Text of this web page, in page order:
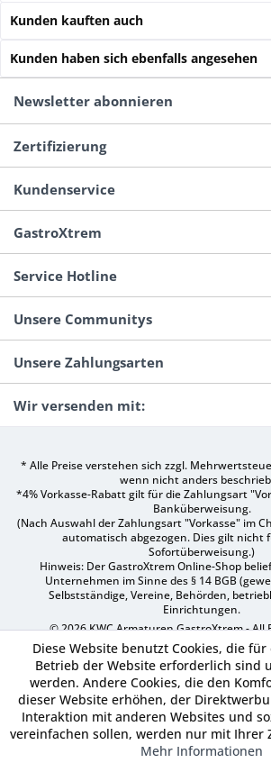
Kunden kauften auch
Kunden haben sich ebenfalls angesehen
Newsletter abonnieren
Zertifizierung
Kundenservice
GastroXtrem
Service Hotline
Unsere Communitys
Unsere Zahlungsarten
Wir versenden mit:
* Alle Preise verstehen sich zzgl.
wenn nicht anders
*4% Vorkasse-Rabatt gilt für die Zahlungsart
Banküberweisung.
(Nach Auswahl der Zahlungsart "Vorkasse" im
automatisch abgezogen. Dies gilt nicht
Sofortüberweisung.)
Hinweis: Der GastroXtrem Online-Shop
Unternehmen im Sinne des § 14 BGB
Selbstständige, Vereine, Behörden,
Einrichtungen.
© 2026 KWC Armaturen GastroXtrem - All
Diese Website benutzt Cookies, die
Betrieb der Website erforderlich sind
werden. Andere Cookies, die den
dieser Website erhöhen, der
Interaktion mit anderen Websites und
vereinfachen sollen, werden nur mit Ihrer
Mehr Informationen